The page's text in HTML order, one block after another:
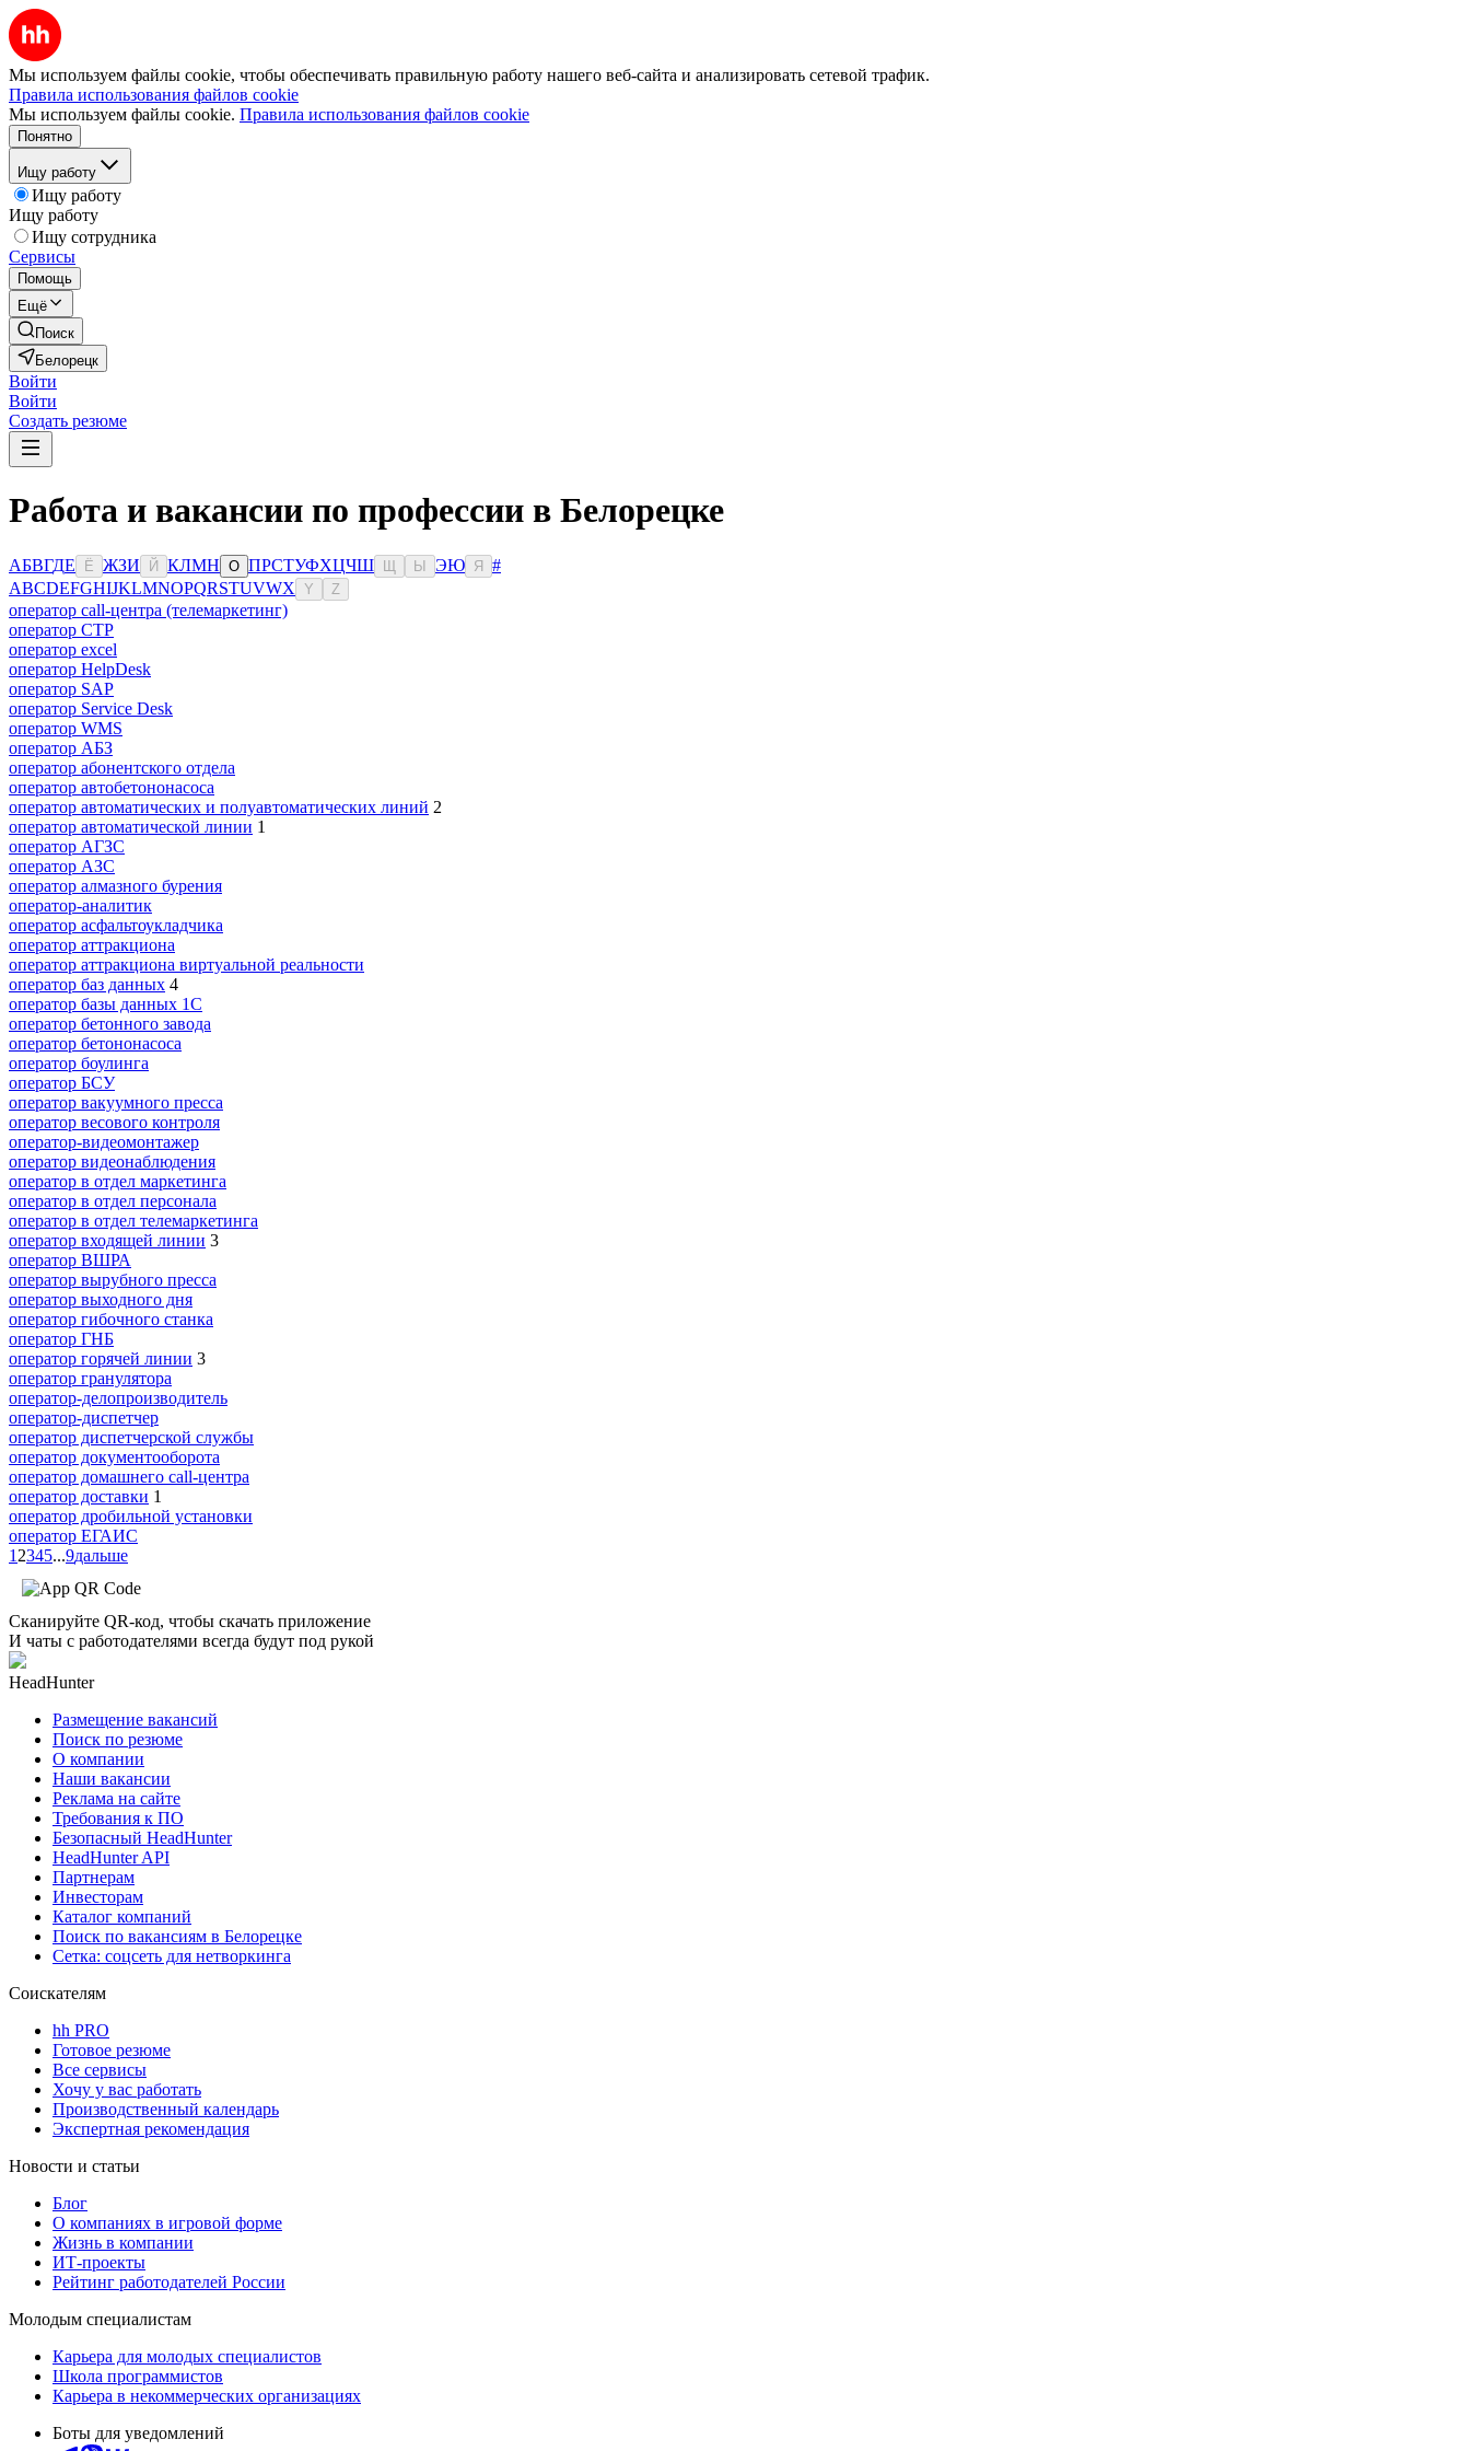
Мы используем файлы cookie, чтобы обеспечивать правильную работу нашего веб-сайта и анализировать сетевой трафик.
Правила использования файлов cookie
Мы используем файлы cookie. Правила использования файлов cookie
Понятно
Ищу работу
Ищу работу
Ищу работу
Ищу сотрудника
Сервисы
Помощь
Ещё
Поиск
Белорецк
Войти
Войти
Создать резюме
Работа и вакансии по профессии в Белорецке
АБВГДЕ Ё ЖЗИ Й КЛМН О ПРСТУФХЦЧШ Ы ЭЮ Я
#
ABCDEFGHIJKLMNOPQRSTUVWX Y Z
оператор call-центра (телемаркетинг)
оператор CTP
оператор excel
оператор HelpDesk
оператор SAP
оператор Service Desk
оператор WMS
оператор АБЗ
оператор абонентского отдела
оператор автобетононасоса
оператор автоматических и полуавтоматических линий 2
оператор автоматической линии 1
оператор АГЗС
оператор АЗС
оператор алмазного бурения
оператор-аналитик
оператор асфальтоукладчика
оператор аттракциона
оператор аттракциона виртуальной реальности
оператор баз данных 4
оператор базы данных 1С
оператор бетонного завода
оператор бетононасоса
оператор боулинга
оператор БСУ
оператор вакуумного пресса
оператор весового контроля
оператор-видеомонтажер
оператор видеонаблюдения
оператор в отдел маркетинга
оператор в отдел персонала
оператор в отдел телемаркетинга
оператор входящей линии 3
оператор ВШРА
оператор вырубного пресса
оператор выходного дня
оператор гибочного станка
оператор ГНБ
оператор горячей линии 3
оператор гранулятора
оператор-делопроизводитель
оператор-диспетчер
оператор диспетчерской службы
оператор документооборота
оператор домашнего call-центра
оператор доставки 1
оператор дробильной установки
оператор ЕГАИС
1 2345...9дальше
Сканируйте QR-код, чтобы скачать приложение
И чаты с работодателями всегда будут под рукой
HeadHunter
Размещение вакансий
Поиск по резюме
О компании
Наши вакансии
Реклама на сайте
Требования к ПО
Безопасный HeadHunter
HeadHunter API
Партнерам
Инвесторам
Каталог компаний
Поиск по вакансиям в Белорецке
Сетка: соцсеть для нетворкинга
Соискателям
hh PRO
Готовое резюме
Все сервисы
Хочу у вас работать
Производственный календарь
Экспертная рекомендация
Новости и статьи
Блог
О компаниях в игровой форме
Жизнь в компании
ИТ-проекты
Рейтинг работодателей России
Молодым специалистам
Карьера для молодых специалистов
Школа программистов
Карьера в некоммерческих организациях
Боты для уведомлений